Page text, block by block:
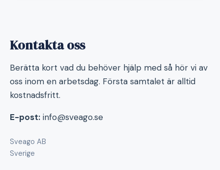
Kontakta oss
Berätta kort vad du behöver hjälp med så hör vi av
oss inom en arbetsdag. Första samtalet är alltid
kostnadsfritt.
E-post: info@sveago.se
Sveago AB
Sverige